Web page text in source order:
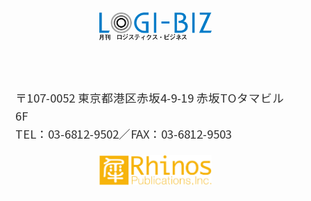
〒107-0052 東京都港区赤坂4-9-19 赤坂TOタマビル
6F
TEL：03-6812-9502／FAX：03-6812-9503